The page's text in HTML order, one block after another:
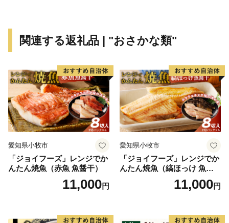
す。予めご了承ください。
ご不在の期間がある際はお申込み時に『備考欄』へご記
入いただきますようお願いいたします。
▼返礼品の配送をひかえさせていただく期間▼
ご寄附のお申し込みについては、お盆期間中も受付を行
※お盆期間中の配送は控えさせて頂きますが、若干前後
関連する返礼品 | "おさかな類"
愛知県小牧市
「ジョイフーズ」レンジでか
んたん焼魚（赤魚 魚醤干）
11,000円
愛知県小牧市
「ジョイフーズ」レンジでか
んたん焼魚（縞ほっけ 魚醤
11,000円